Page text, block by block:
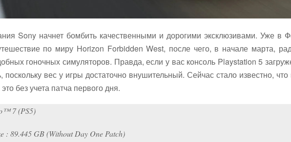
Sony начнет бомбить качественными и дорогими эксклюзивами. Уже в
по миру Horizon Forbidden West, после чего, в начале марта,
гоночных симуляторов. Правда, если у вас консоль Playstation 5
поскольку вес у игры достаточно внушительный. Сейчас стало известно,
без учета патча первого дня.
7 (PS5)
: 89.445 GB (Without Day One Patch)